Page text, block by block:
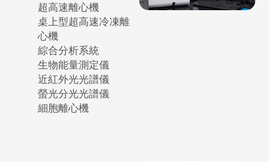
超高速離心機
桌上型超高速冷凍離
心機
綜合分析系統
生物能量測定儀
近紅外光光譜儀
螢光分光光譜儀
細胞離心機